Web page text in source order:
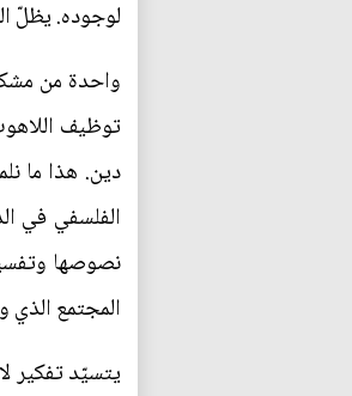
لوجوده. يظلّ
واحدة من
توظيف
دين. هذا ما
الفلسفي في
نصوصها
المجتمع الذي
يتسيّد تفكير